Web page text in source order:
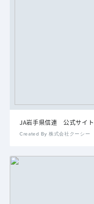
JA岩手県信連 公式サイト
Created By 株式会社クーシー